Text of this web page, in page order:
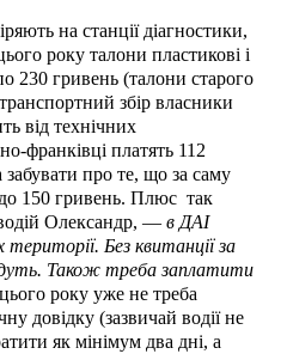
на станції діагностики,
року талони пластикові і
230 гривень (талони старого
збір власники
від технічних
франківці платять 112
про те, що за саму
до 150 гривень. Плюс так
Олександр, — в ДАІ
Без квитанції за
Також треба заплатити
року уже не треба
довідку (зазвичай водії не
як мінімум два дні, а